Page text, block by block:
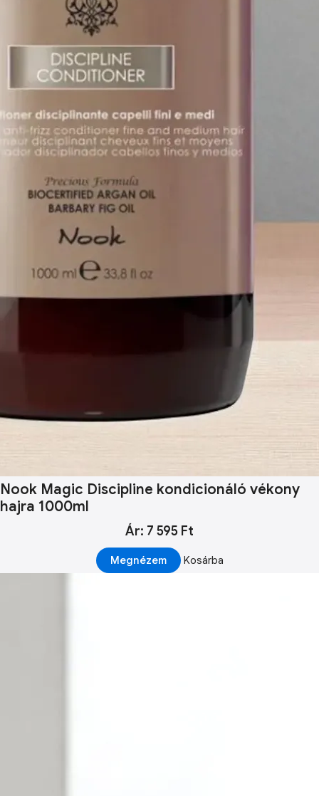
Nook Magic Discipline kondicionáló vékony
hajra 1000ml
Ár: 7 595 Ft
Megnézem Kosárba